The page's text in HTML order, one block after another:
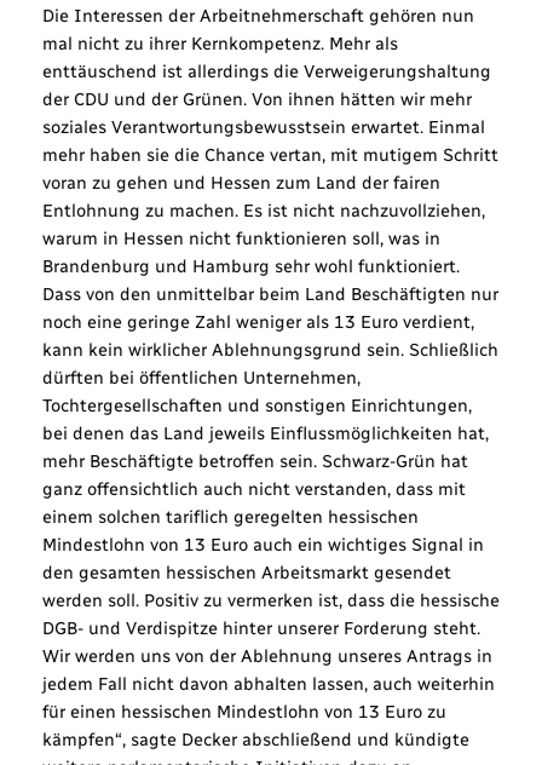
Die Interessen der Arbeitnehmerschaft gehören nun
mal nicht zu ihrer Kernkompetenz. Mehr als
enttäuschend ist allerdings die Verweigerungshaltung
der CDU und der Grünen. Von ihnen hätten wir mehr
soziales Verantwortungsbewusstsein erwartet. Einmal
mehr haben sie die Chance vertan, mit mutigem Schritt
voran zu gehen und Hessen zum Land der fairen
Entlohnung zu machen. Es ist nicht nachzuvollziehen,
warum in Hessen nicht funktionieren soll, was in
Brandenburg und Hamburg sehr wohl funktioniert.
Dass von den unmittelbar beim Land Beschäftigten nur
noch eine geringe Zahl weniger als 13 Euro verdient,
kann kein wirklicher Ablehnungsgrund sein. Schließlich
dürften bei öffentlichen Unternehmen,
Tochtergesellschaften und sonstigen Einrichtungen,
bei denen das Land jeweils Einflussmöglichkeiten hat,
mehr Beschäftigte betroffen sein. Schwarz-Grün hat
ganz offensichtlich auch nicht verstanden, dass mit
einem solchen tariflich geregelten hessischen
Mindestlohn von 13 Euro auch ein wichtiges Signal in
den gesamten hessischen Arbeitsmarkt gesendet
werden soll. Positiv zu vermerken ist, dass die hessische
DGB- und Verdispitze hinter unserer Forderung steht.
Wir werden uns von der Ablehnung unseres Antrags in
jedem Fall nicht davon abhalten lassen, auch weiterhin
für einen hessischen Mindestlohn von 13 Euro zu
kämpfen“, sagte Decker abschließend und kündigte